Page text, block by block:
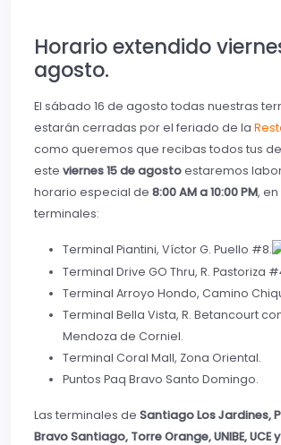
Horario extendido
agosto.
El sábado 16 de agosto todas nuestras
estarán cerradas por el feriado de la
como queremos que recibas todos tus
este viernes 15 de agostoestaremos
horario especial de 8:00 AM a 10:00 PM,
terminales:
Terminal Piantini, Víctor G. Puello #8.
Terminal Drive GO Thru, R. Pastoriza
Terminal Arroyo Hondo, Camino
Terminal Bella Vista, R. Betancourt
Mendoza de Corniel.
Terminal Coral Mall, Zona Oriental.
Puntos Paq Bravo Santo Domingo.
Las terminales de Santiago Los Jardines,
Bravo Santiago, Torre Orange, UNIBE, UCE